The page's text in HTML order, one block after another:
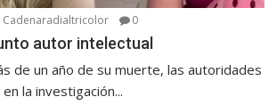
Cadenaradialtricolor 0
autor intelectual
de un año de su muerte, las autoridades
la investigación...